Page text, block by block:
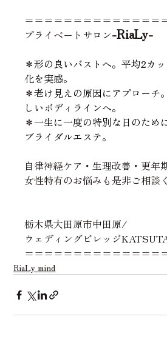
プライベートサロン-RiaLy-
＊形の良いバストへ。平均2カ
化を実感。
＊老け見えの原因にアプローチ
しいボディラインへ。
＊一生に一度の特別な日のため
ブライダルエステ。
自律神経ケア・生理改善・更年
女性特有のお悩みも是非ご相談
栃木県大田原市中田原/
ウェディングビレッジ
RiaLy mind